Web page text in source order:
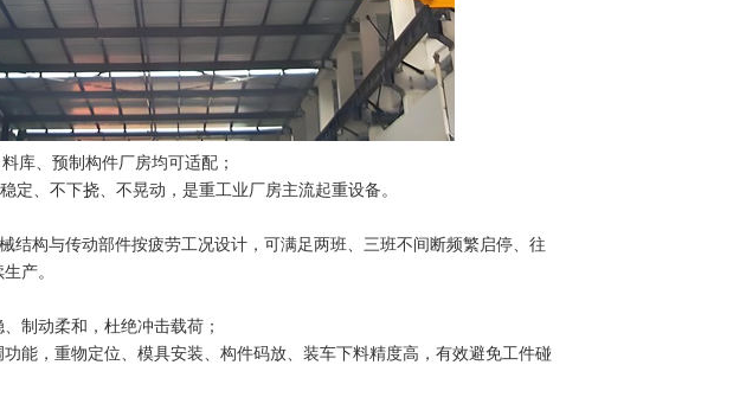
库、预制构件厂房均可适配；
、不下挠、不晃动，是重工业厂房主流起重设备。
结构与传动部件按疲劳工况设计，可满足两班、三班不间断频繁启停、往
产。
制动柔和，杜绝冲击载荷；
能，重物定位、模具安装、构件码放、装车下料精度高，有效避免工件碰